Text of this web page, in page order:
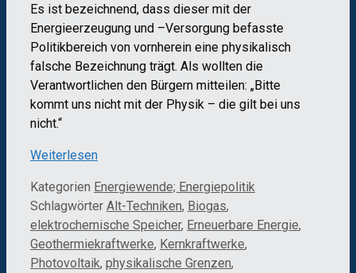
Es ist bezeichnend, dass dieser mit der
Energieerzeugung und –Versorgung befasste
Politikbereich von vornherein eine physikalisch
falsche Bezeichnung trägt. Als wollten die
Verantwortlichen den Bürgern mitteilen: „Bitte
kommt uns nicht mit der Physik – die gilt bei uns
nicht.“
Weiterlesen
Kategorien Energiewende; Energiepolitik
Schlagwörter Alt-Techniken, Biogas,
elektrochemische Speicher, Erneuerbare Energie,
Geothermiekraftwerke, Kernkraftwerke,
Photovoltaik, physikalische Grenzen,